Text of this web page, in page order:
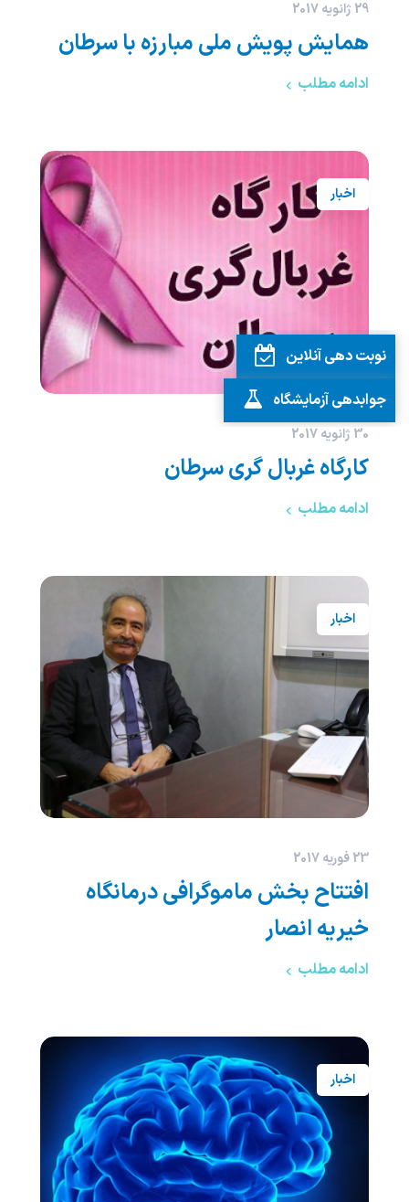
29 ژانویه 2017
همایش پویش ملی مبارزه با سرطان
ادامه مطلب
اخبار
30 ژانویه 2017
کارگاه غربال گری سرطان
ادامه مطلب
اخبار
23 فوریه 2017
افتتاح بخش ماموگرافی درمانگاه
خيريه انصار
ادامه مطلب
اخبار
نوبت دهی آنلاین
جوابدهی آزمایشگاه